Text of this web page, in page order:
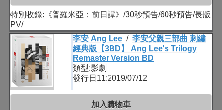
特別收錄:《普羅米亞：前日譚》/30秒預告/60秒預告/長版
PV/
李安 Ang Lee / 李安父親三部曲 刺繡
經典版【3BD】 Ang Lee's Trilogy
Remaster Version BD
類型:影劇
發行日11:2019/07/12
加入購物車